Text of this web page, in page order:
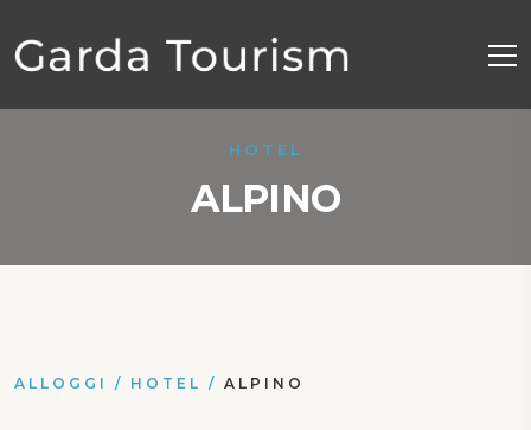
HOTEL
ALPINO
ALLOGGI / HOTEL / ALPINO